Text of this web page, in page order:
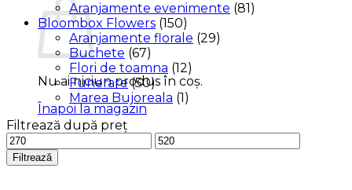
Nu ai niciun produs în coș.
Înapoi la magazin
Aranjamente evenimente (81)
Bloombox Flowers (150)
Aranjamente florale (29)
Buchete (67)
Flori de toamna (12)
Funerare (50)
Marea Bujoreala (1)
Filtrează după preț
Preț
minim
Preț
maxim
Filtrează